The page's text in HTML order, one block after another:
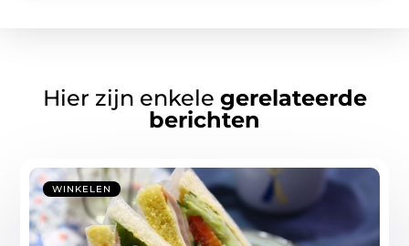
Hier zijn enkele gerelateerde
berichten
WINKELEN